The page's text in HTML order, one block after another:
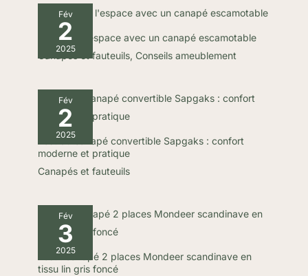
Fév
2
2025
Optimiser l’espace avec un canapé escamotable
Canapés et fauteuils, Conseils ameublement
Fév
2
2025
Test du canapé convertible Sapgaks : confort
moderne et pratique
Canapés et fauteuils
Fév
3
2025
Test : canapé 2 places Mondeer scandinave en
tissu lin gris foncé